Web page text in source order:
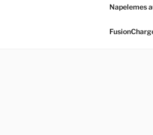
Napelemes